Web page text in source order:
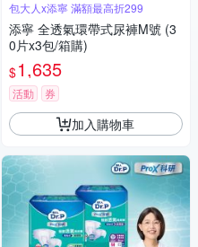
包大人x添寧 滿額最高折299
添寧 全透氣環帶式尿褲M號 (3
0片x3包/箱購)
$1,635
活動 券
加入購物車